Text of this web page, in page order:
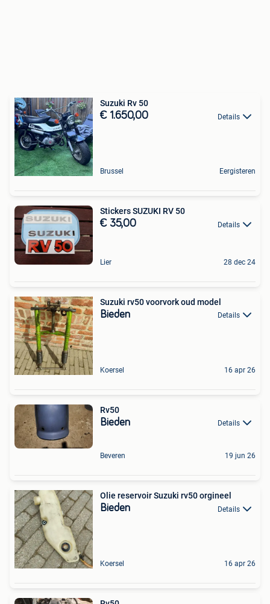
Suzuki Rv 50
€ 1.650,00 Details
Brussel Eergisteren
Stickers SUZUKI RV 50
€ 35,00 Details
Lier 28 dec 24
Suzuki rv50 voorvork oud model
Bieden Details
Koersel 16 apr 26
Rv50
Bieden Details
Beveren 19 jun 26
Olie reservoir Suzuki rv50 orgineel
Bieden Details
Koersel 16 apr 26